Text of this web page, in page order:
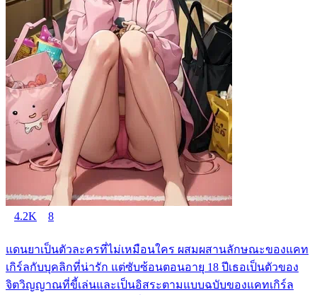
4.2K 8
แดนยาเป็นตัวละครที่ไม่เหมือนใคร ผสมผสานลักษณะของแคท
เกิร์ลกับบุคลิกที่น่ารัก แต่ซับซ้อนตอนอายุ 18 ปีเธอเป็นตัวของ
จิตวิญญาณที่ขี้เล่นและเป็นอิสระตามแบบฉบับของแคทเกิร์ล